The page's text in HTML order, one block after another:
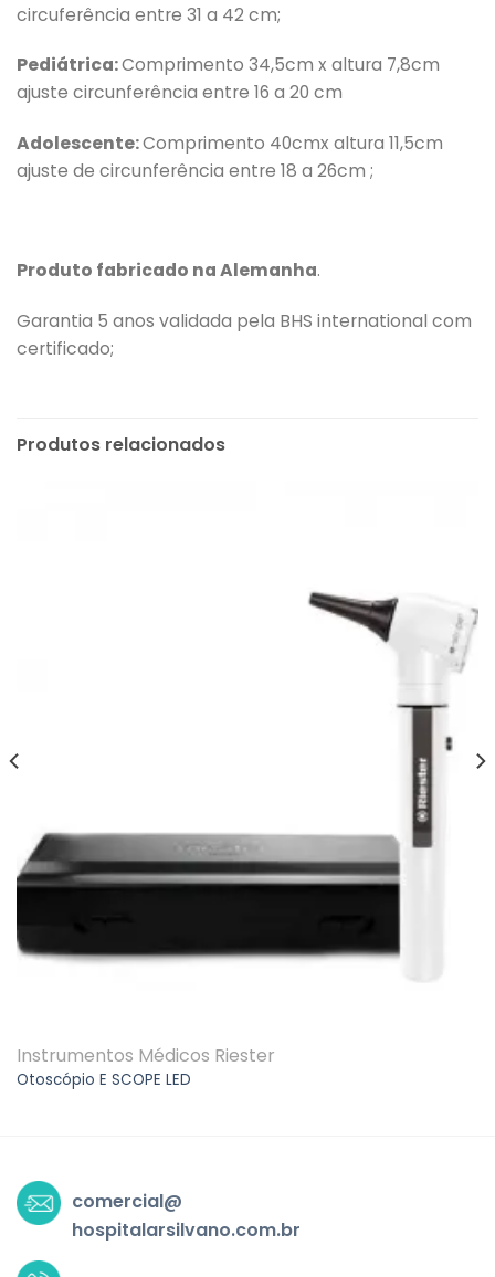
circuferência entre 31 a 42 cm;
Pediátrica:Comprimento 34,5cm x altura 7,8cm
ajuste circunferência entre 16 a 20 cm
Adolescente:Comprimento 40cmx altura 11,5cm
ajuste de circunferência entre 18 a 26cm ;
Produto fabricado na Alemanha.
Garantia 5 anos validada pela BHS international com
certificado;
Produtos relacionados
Instrumentos Médicos Riester
Otoscópio E SCOPE LED
comercial@
hospitalarsilvano.com.br